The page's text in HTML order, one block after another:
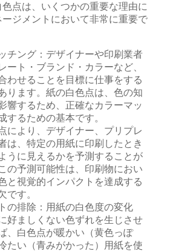
点は、いくつかの重要な理由に
ジメントにおいて非常に重要で
チング：デザイナーや印刷業者
ート・ブランド・カラーなど、
わせることを目標に仕事をする
ります。紙の白色点は、色の知
響するため、正確なカラーマッ
するための基本です。
により、デザイナー、プリプレ
は、特定の用紙に印刷したとき
うに見えるかを予測することが
の予測可能性は、印刷物におい
と視覚的インパクトを達成する
です。
の排除：用紙の白色度の変化
好ましくない色ずれを生じさせ
、白色点が暖かい（黄色っぽ
たい（青みがかった）用紙を使